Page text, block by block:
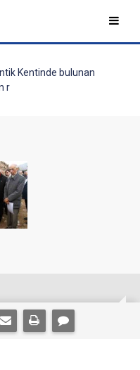
Kentinde bulunan
r